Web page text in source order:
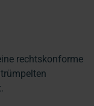
rechtskonforme